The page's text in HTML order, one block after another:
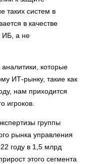
таких систем в
в качестве
ИБ, а не
которые
ИТ-рынку, такие как
нам приходится
игроков.
группы
рынка управления
году в 1,5 млрд
этого сегмента